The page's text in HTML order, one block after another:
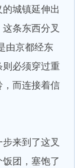
城镇延伸出
条东西分叉
由京都经东
则必须穿过重
，而连接着信
来到了这叉
团，塞饱了